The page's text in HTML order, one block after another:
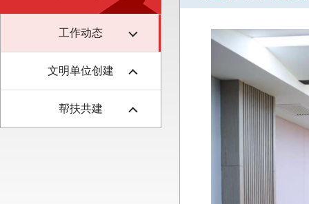
工作动态
文明单位创建
帮扶共建